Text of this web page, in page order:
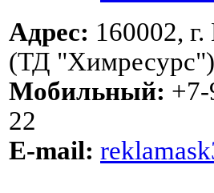
Адрес: 160002,
(ТД "Химресурс")
Мобильный:
22
E-mail: